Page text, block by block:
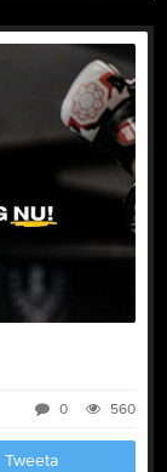
560
0
Tweeta